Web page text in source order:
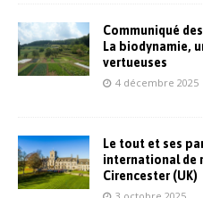
Communiqué
La biodynamie,
vertueuses
4 décembre 2025
Le tout et ses
international de
Cirencester (UK)